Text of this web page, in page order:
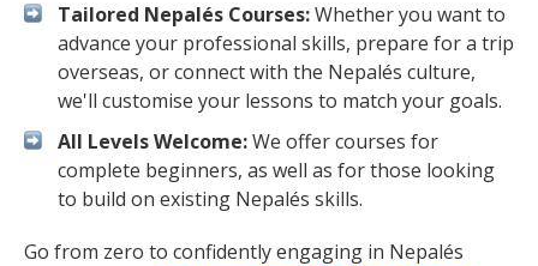
Tailored Nepalés Courses:Whether you want to
advance your professional skills, prepare for a trip
overseas, or connect with the Nepalés culture,
we'll customise your lessons to match your goals.
All Levels Welcome:We offer courses for
complete beginners, as well as for those looking
to build on existing Nepalés skills.
Go from zero to confidently engaging in Nepalés